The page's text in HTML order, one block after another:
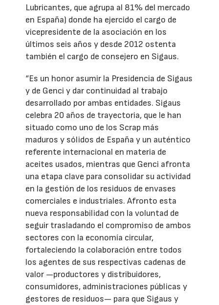
Lubricantes, que agrupa al 81% del mercado
en España) donde ha ejercido el cargo de
vicepresidente de la asociación en los
últimos seis años y desde 2012 ostenta
también el cargo de consejero en Sigaus.
“Es un honor asumir la Presidencia de Sigaus
y de Genci y dar continuidad al trabajo
desarrollado por ambas entidades. Sigaus
celebra 20 años de trayectoria, que le han
situado como uno de los Scrap más
maduros y sólidos de España y un auténtico
referente internacional en materia de
aceites usados, mientras que Genci afronta
una etapa clave para consolidar su actividad
en la gestión de los residuos de envases
comerciales e industriales. Afronto esta
nueva responsabilidad con la voluntad de
seguir trasladando el compromiso de ambos
sectores con la economía circular,
fortaleciendo la colaboración entre todos
los agentes de sus respectivas cadenas de
valor —productores y distribuidores,
consumidores, administraciones públicas y
gestores de residuos— para que Sigaus y